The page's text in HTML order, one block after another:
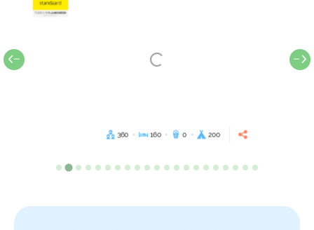
360 160 0 200